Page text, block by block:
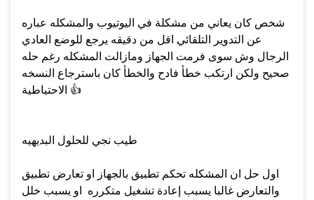
شخص كان يعاني من مشكلة في اليوتيوب والمشكله عباره
عن التدوير التلقائي اقل من دقيقه يرجع للوضع العادي
الرجال وش سوى فرمت الجهاز ومازالت المشكله رغم حله
صحيح ولكن ارتكب خطأ فادح والخطأ كان باسترجاع النسخه
👍
اول حل ان المشكله تحكم تطبيق بالجهاز او تعارض تطبيق
والتعارض غالبا يسبب إعادة تشغيل متكرره او يسبب خلل